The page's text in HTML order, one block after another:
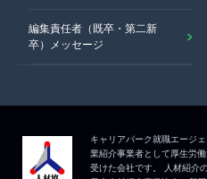
編集責任者（既卒・第二新
卒）メッセージ